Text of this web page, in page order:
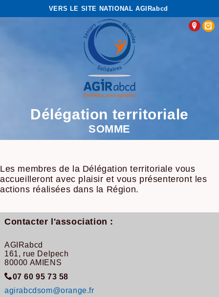
VERS LE SITE NATIONAL AGIRabcd
Délégation territoriale
SOMME
Les membres de la Délégation territoriale vous
accueilleront avec plaisir et vous présenteront les
actions réalisées dans la Région.
Contacter l'association :
AGIRabcd
161, rue Delpech
80000 AMIENS
07 60 95 73 58
agirabcdsom@orange.fr